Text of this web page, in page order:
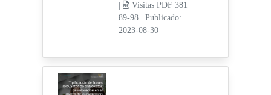
Visitas PDF 381
89-98
Publicado:
2023-08-30